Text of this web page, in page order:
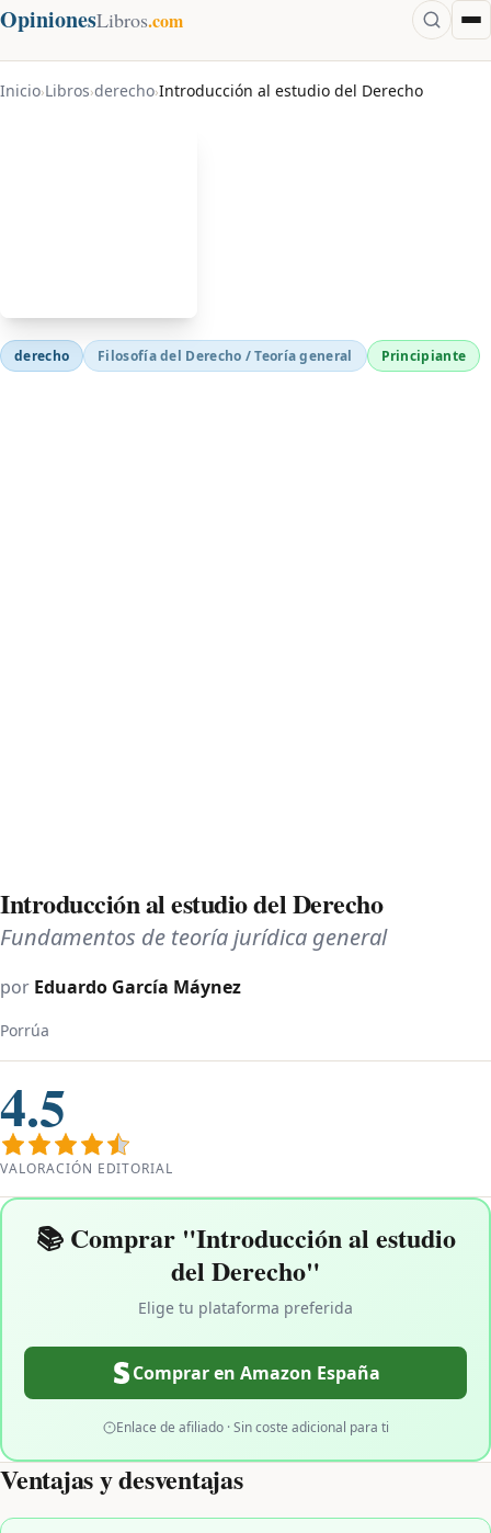
OpinionesLibros.com
Inicio›Libros›derecho›Introducción al estudio del Derecho
derecho Filosofía del Derecho / Teoría general Principiante
Introducción al estudio del Derecho
Fundamentos de teoría jurídica general
por Eduardo García Máynez
Porrúa
4.5
VALORACIÓN EDITORIAL
📚 Comprar "Introducción al estudio
del Derecho"
Elige tu plataforma preferida
Comprar en Amazon España
Enlace de afiliado · Sin coste adicional para ti
Ventajas y desventajas